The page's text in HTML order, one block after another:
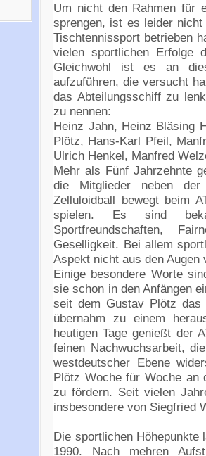
Um nicht den Rahmen für
sprengen, ist es leider
Tischtennissport betrieben
vielen sportlichen Erfolge
Gleichwohl ist es an
aufzuführen, die versucht
das Abteilungsschiff zu
zu nennen:
Heinz Jahn, Heinz Bläsing
Plötz, Hans-Karl Pfeil,
Ulrich Henkel, Manfred
Mehr als Fünf Jahrzehnte
die Mitglieder neben
Zelluloidball bewegt beim
spielen. Es sind
Sportfreundschaften,
Geselligkeit. Bei allem
Aspekt nicht aus den Augen
Einige besondere Worte
sie schon in den Anfängen
seit dem Gustav Plötz das
übernahm zu einem
heutigen Tage genießt der
feinen Nachwuchsarbeit,
westdeutscher Ebene
Plötz Woche für Woche an
zu fördern. Seit vielen
insbesondere von Siegfried
Die sportlichen Höhepunkte
1990. Nach mehren